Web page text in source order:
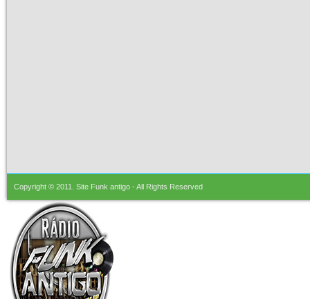
Copyright © 2011. Site Funk antigo - All Rights Reserved